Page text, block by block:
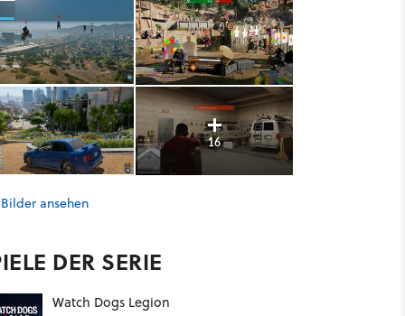
16
ansehen
DER SERIE
Watch Dogs Legion